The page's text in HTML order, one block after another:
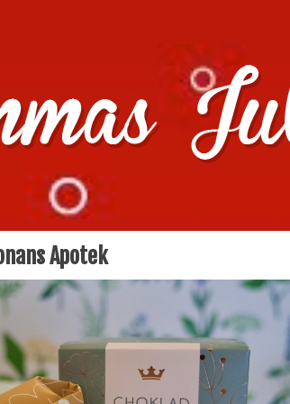
julklappstips, julkalendrar,
Apotek